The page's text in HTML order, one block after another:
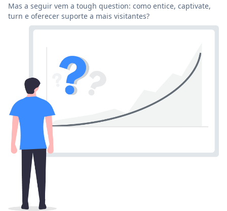
Mas a seguir vem a tough question: como entice, captivate,
turn e oferecer suporte a mais visitantes?